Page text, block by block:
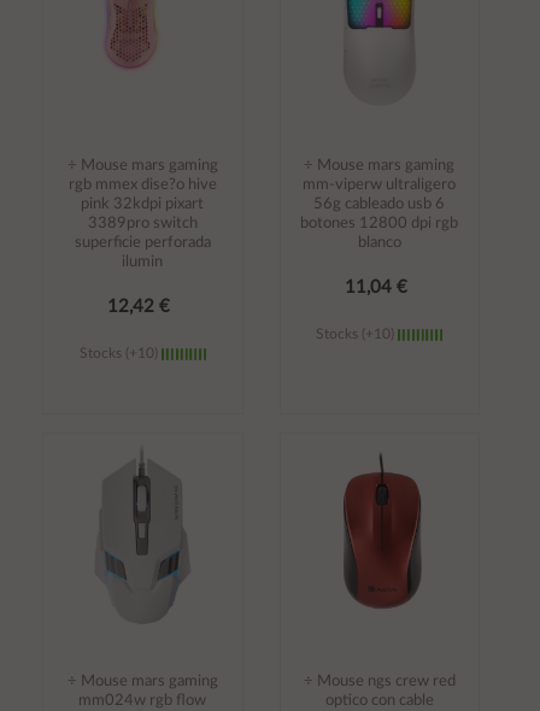
÷ Mouse mars gaming
rgb mmex dise?o hive
pink 32kdpi pixart
3389pro switch
superficie perforada
ilumin
12,42 €
Stocks (+10)
carrito
÷ Mouse mars gaming
mm-viperw ultraligero
56g cableado usb 6
botones 12800 dpi rgb
blanco
11,04 €
Stocks (+10)
carrito
÷ Mouse mars gaming
mm024w rgb flow
÷ Mouse ngs crew red
optico con cable